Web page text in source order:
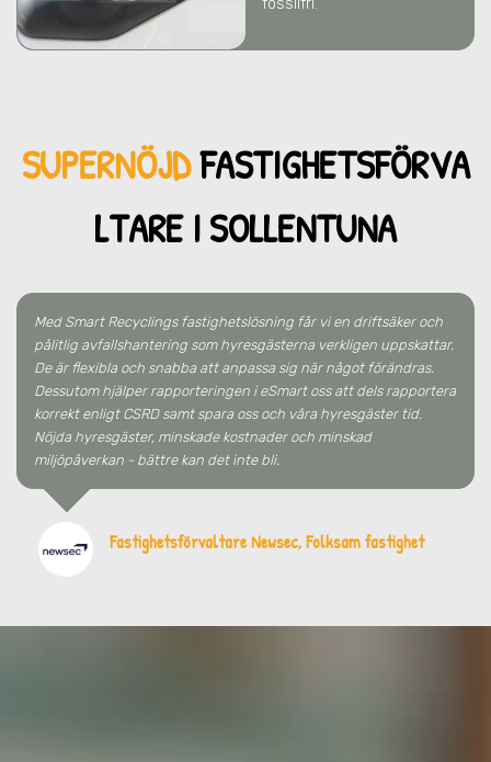
fossilfri.
SUPERNÖJDFASTIGHETSFÖRVA
LTARE I SOLLENTUNA
Med Smart Recyclings fastighetslösning får vi en driftsäker och
pålitlig avfallshantering som hyresgästerna verkligen uppskattar.
De är flexibla och snabba att anpassa sig när något förändras.
Dessutom hjälper rapporteringen i eSmart oss att dels rapportera
korrekt enligt CSRD samt spara oss och våra hyresgäster tid.
Nöjda hyresgäster, minskade kostnader och minskad
miljöpåverkan - bättre kan det inte bli.
Fastighetsförvaltare Newsec, Folksam fastighet